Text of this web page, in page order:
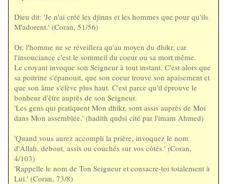
Dieu dit: 'Je n'ai créé les djinns et les hommes que pour qu'ils
M'adorent.' (Coran, 51/56)
Or, l'homme ne se réveillera qu'au moyen du dhikr, car
l'insouciance c'est le sommeil du coeur ou sa mort même.
Le croyant invoque son Seigneur à tout instant. C'est alors que
sa poitrine s'épanouit, que son coeur trouve son apaisement et
que son âme s'élève plus haut. C'est parce qu'il éprouve le
bonheur d'être auprès de son Seigneur.
'Les gens qui pratiquent Mon dhikr, sont assis auprès de Moi
dans Mon assemblée.' (hadith qudsi cité par l'imam Ahmed)
'Quand vous aurez accompli la prière, invoquez le nom
d'Allah, debout, assis ou couchés sur vos côtés.' (Coran,
4/103)
'Rappelle le nom de Ton Seigneur et consacre-toi totalement à
Lui.' (Coran, 73/8)